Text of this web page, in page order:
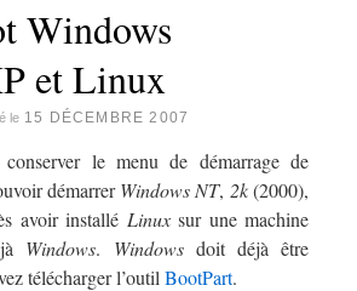
Windows
et Linux
le 15 DÉCEMBRE 2007
le menu de démarrage de
démarrerWindows NT, 2k(2000),
avoir installé Linuxsur une machine
Windows. Windowsdoit déjà être
télécharger l’outil BootPart.